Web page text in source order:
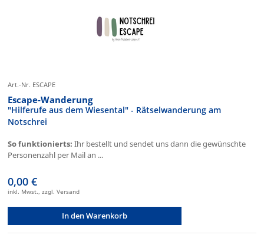
Art.-Nr. ESCAPE
Escape-Wanderung
"Hilferufe aus dem Wiesental" - Rätselwanderung am
Notschrei
So funktionierts: Ihr bestellt und sendet uns dann die gewünschte
Personenzahl per Mail an ...
0,00 €
inkl. Mwst., zzgl. Versand
In den Warenkorb